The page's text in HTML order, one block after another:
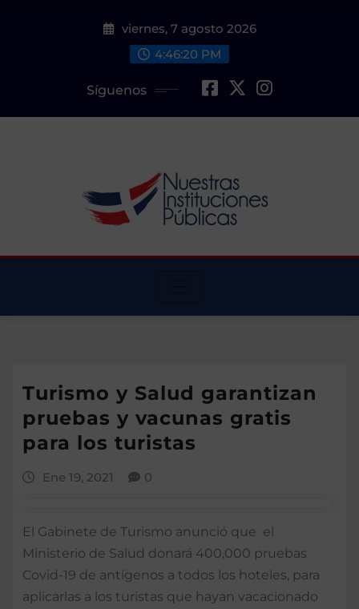
viernes, 7 agosto 2026
4:46:21 PM
Síguenos
Turismo y Salud garantizan
pruebas y vacunas gratis
para los turistas
Ene 19, 2021 0
El Gabinete de Turismo anunció que el
Ministerio de Salud donará 400,000 pruebas
Covid-19 de antígenos a todos los hoteles, para
aplicarlas a los turistas que hayan vacacionado